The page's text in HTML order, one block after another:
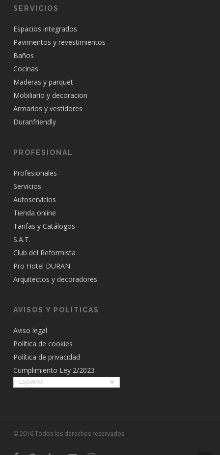
SERVICIOS
Espacios integrados
Pavimentos y revestimientos
Baños
Cocinas
Maderas y parquet
Mobiliario y decoracion
Armarios y vestidores
Duranfriendly
PROFESIONAL
Profesionales
Servicios
Autoservicios
Tienda online
Tarifas y Catálogos
S.A.T.
Club del Reformista
Pro Hotel DURAN
Arquitectos y decoradores
AVISOS Y POLÍTICAS
Aviso legal
Política de cookies
Política de privacidad
Cumplimiento Ley 2/2023
Español
© 2016 Todos los derechos reservados.